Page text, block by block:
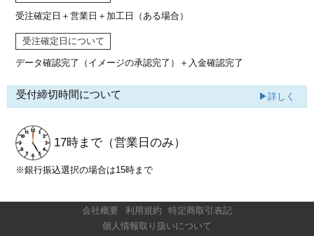
受注確定日＋営業日＋加工日（ある場合）
受注確定日について
データ確認完了（イメージの承認完了） ＋入金確認完了
受付締切時間について ▶詳しく
17時まで （営業日のみ）
※銀行振込選択の場合は15時まで
会社概要 利用規約
特定商取引表記
個人情報取り扱いについて